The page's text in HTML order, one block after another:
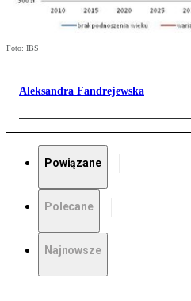
Foto: IBS
Aleksandra Fandrejewska
Powiązane
Polecane
Najnowsze